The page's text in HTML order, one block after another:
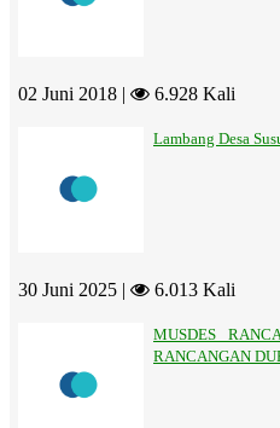
02 Juni 2018 | 6.928 Kali
Lambang Desa
30 Juni 2025 | 6.013 Kali
MUSDES
RANCANGAN